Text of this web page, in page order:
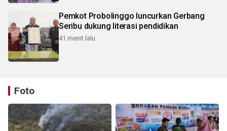
Pemkot Probolinggo luncurkan Gerbang
Seribu dukung literasi pendidikan
41 menit lalu
Foto